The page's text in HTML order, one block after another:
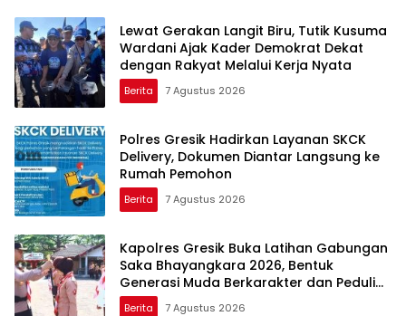
Lewat Gerakan Langit Biru, Tutik Kusuma
Wardani Ajak Kader Demokrat Dekat
dengan Rakyat Melalui Kerja Nyata
Berita 7 Agustus 2026
Polres Gresik Hadirkan Layanan SKCK
Delivery, Dokumen Diantar Langsung ke
Rumah Pemohon
Berita 7 Agustus 2026
Kapolres Gresik Buka Latihan Gabungan
Saka Bhayangkara 2026, Bentuk
Generasi Muda Berkarakter dan Peduli
Kamtibmas
Berita 7 Agustus 2026